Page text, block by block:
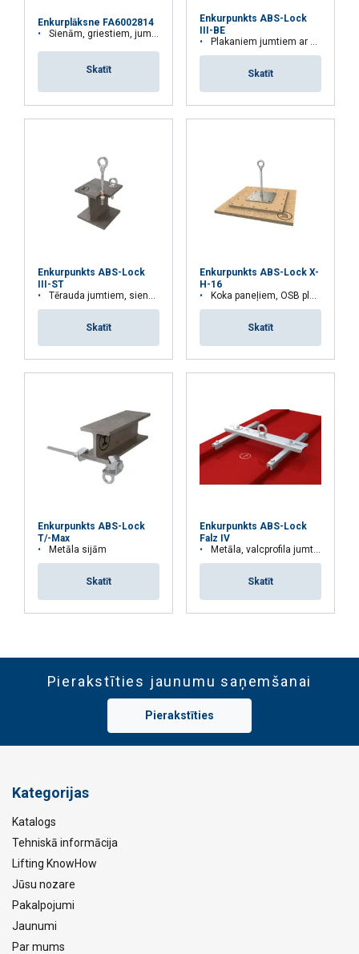
Enkurplāksne FA6002814
Sienām, griestiem, jumtiem
Skatīt
Enkurpunkts ABS-Lock
III-BE
Plakaniem jumtiem ar betona virsmu
Skatīt
Enkurpunkts ABS-Lock
III-ST
Tērauda jumtiem, sienām, fasādēm
Skatīt
Enkurpunkts ABS-Lock X-
H-16
Koka paneļiem, OSB plāksnēm
Skatīt
Enkurpunkts ABS-Lock
T/-Max
Metāla sijām
Skatīt
Enkurpunkts ABS-Lock
Falz IV
Metāla, valcprofila jumtiem
Skatīt
Pierakstīties jaunumu saņemšanai
Pierakstīties
Kategorijas
Katalogs
Tehniskā informācija
Lifting KnowHow
Jūsu nozare
Pakalpojumi
Jaunumi
Par mums
ATTEIKTIES NO VISIEM
RĀDĪT DETAĻAS